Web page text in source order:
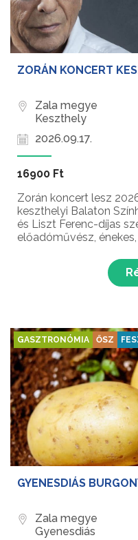
ZORÁN KONCERT
Zala megye
Keszthely
2026.09.17.
16900 Ft
Zorán koncert lesz
keszthelyi Balaton
és Liszt Ferenc-díjas
előadóművész,
GASZTRONÓMIA ŐSZ
GYENESDIÁS
Zala megye
Gyenesdiás